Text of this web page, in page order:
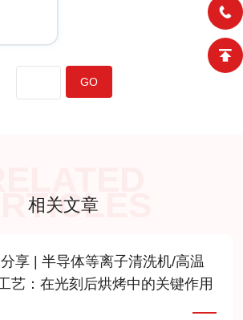
相关文章
享 | 半导体等离子清洗机/高温
艺：在光刻后烘烤中的关键作用